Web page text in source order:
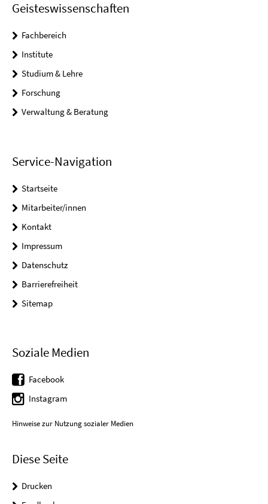
Geisteswissenschaften
Fachbereich
Institute
Studium & Lehre
Forschung
Verwaltung & Beratung
Service-Navigation
Startseite
Mitarbeiter/innen
Kontakt
Impressum
Datenschutz
Barrierefreiheit
Sitemap
Soziale Medien
Facebook
Instagram
Hinweise zur Nutzung sozialer Medien
Diese Seite
Drucken